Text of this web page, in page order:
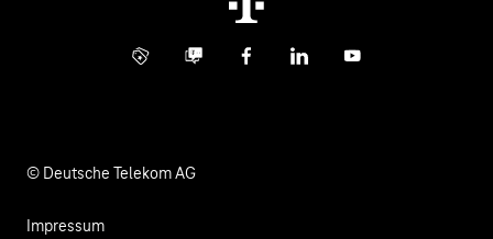
Info ServiceBusiness Community
FacebookLinkedInYouTube
© Deutsche Telekom AG
Impressum